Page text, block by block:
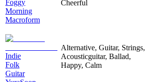
Foggy
Morning
Macroform
Cheerful
Indie
Folk
Guitar
Alternative, Guitar, Strings,
Acousticguitar, Ballad,
Happy, Calm